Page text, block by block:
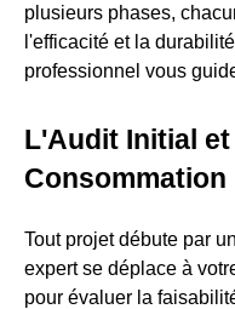
plusieurs phases,
l'efficacité et la
professionnel vous
L'Audit Initial
Consommation
Tout projet débute par
expert se déplace à
pour évaluer la